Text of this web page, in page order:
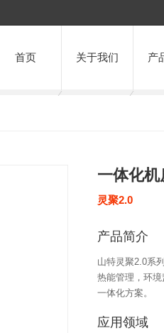
首页 关于我们 产
一体化机
灵聚2.0
产品简介
山特灵聚2.0系
热能管理，环
一体化方案。
应用领域